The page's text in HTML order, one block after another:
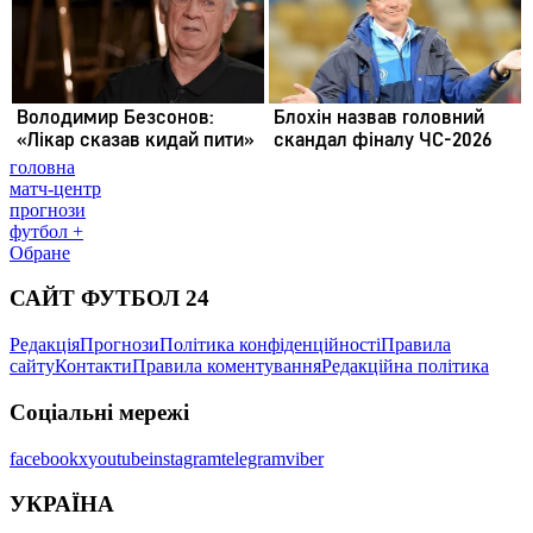
головна
матч-центр
прогнози
футбол +
Обране
САЙТ ФУТБОЛ 24
РедакціяПрогнозиПолітика конфіденційностіПравила
сайтуКонтактиПравила коментуванняРедакційна політика
Соціальні мережі
facebookxyoutubeinstagramtelegramviber
УКРАЇНА